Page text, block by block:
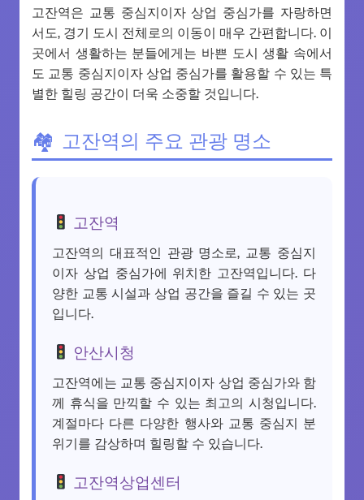
고잔역은 교통 중심지이자 상업 중심가를 자랑하면
서도, 경기 도시 전체로의 이동이 매우 간편합니다. 이
곳에서 생활하는 분들에게는 바쁜 도시 생활 속에서
도 교통 중심지이자 상업 중심가를 활용할 수 있는 특
별한 힐링 공간이 더욱 소중할 것입니다.
고잔역의 주요 관광 명소
고잔역
고잔역의 대표적인 관광 명소로, 교통 중심지
이자 상업 중심가에 위치한 고잔역입니다. 다
양한 교통 시설과 상업 공간을 즐길 수 있는 곳
입니다.
안산시청
고잔역에는 교통 중심지이자 상업 중심가와 함
께 휴식을 만끽할 수 있는 최고의 시청입니다.
계절마다 다른 다양한 행사와 교통 중심지 분
위기를 감상하며 힐링할 수 있습니다.
고잔역상업센터